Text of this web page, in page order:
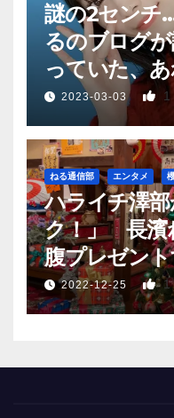
謎の2センチ
るのブログ
っていた、
2023-03-03 1
ねる通信部 エンタメ
ハライチ澤
ク！」 長濱
腹プレゼン
2022-12-25 1